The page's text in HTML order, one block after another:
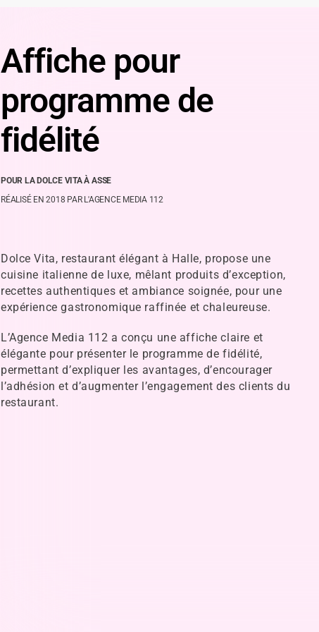
Affiche pour
programme de
fidélité
POUR LA DOLCE VITA À ASSE
RÉALISÉ EN 2018 PAR L'AGENCE MEDIA 112
Dolce Vita, restaurant élégant à Halle, propose une
cuisine italienne de luxe, mêlant produits d’exception,
recettes authentiques et ambiance soignée, pour une
expérience gastronomique raffinée et chaleureuse.
L’Agence Media 112 a conçu une affiche claire et
élégante pour présenter le programme de fidélité,
permettant d’expliquer les avantages, d’encourager
l’adhésion et d’augmenter l’engagement des clients du
restaurant.